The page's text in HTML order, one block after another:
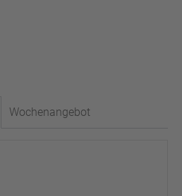
Wochenangebot